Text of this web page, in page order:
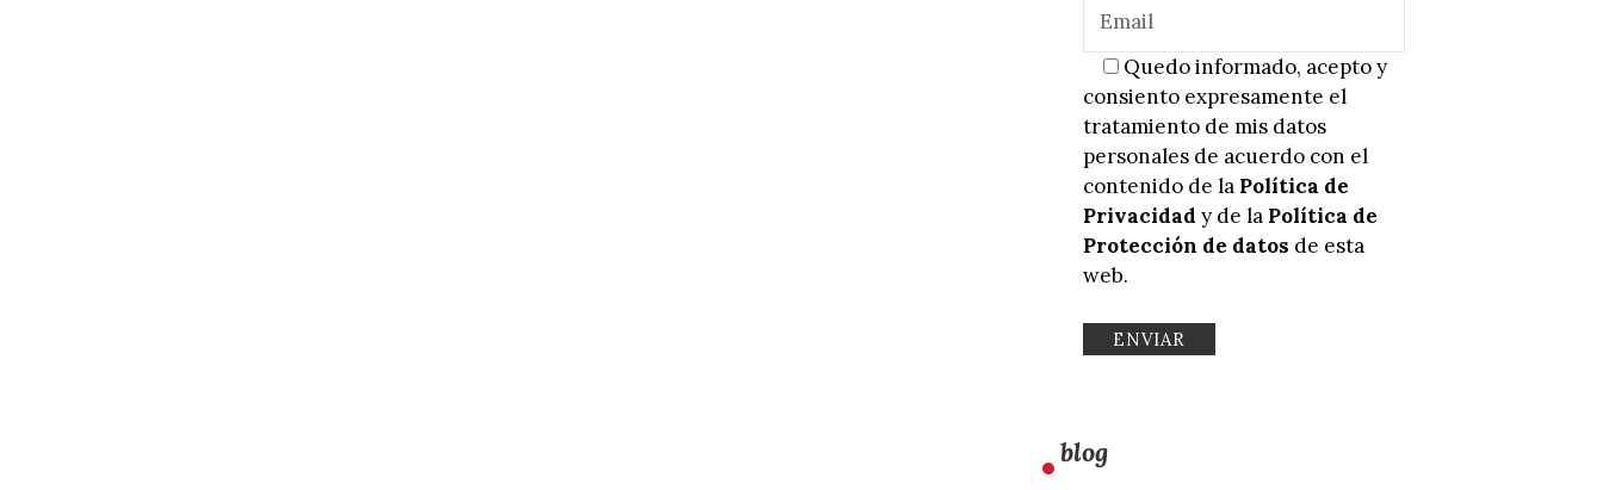
Quedo informado, acepto y
consiento expresamente el
tratamiento de mis datos
personales de acuerdo con el
contenido de la Política de
Privacidad y de la Política de
Protección de datos de esta
web.
blog